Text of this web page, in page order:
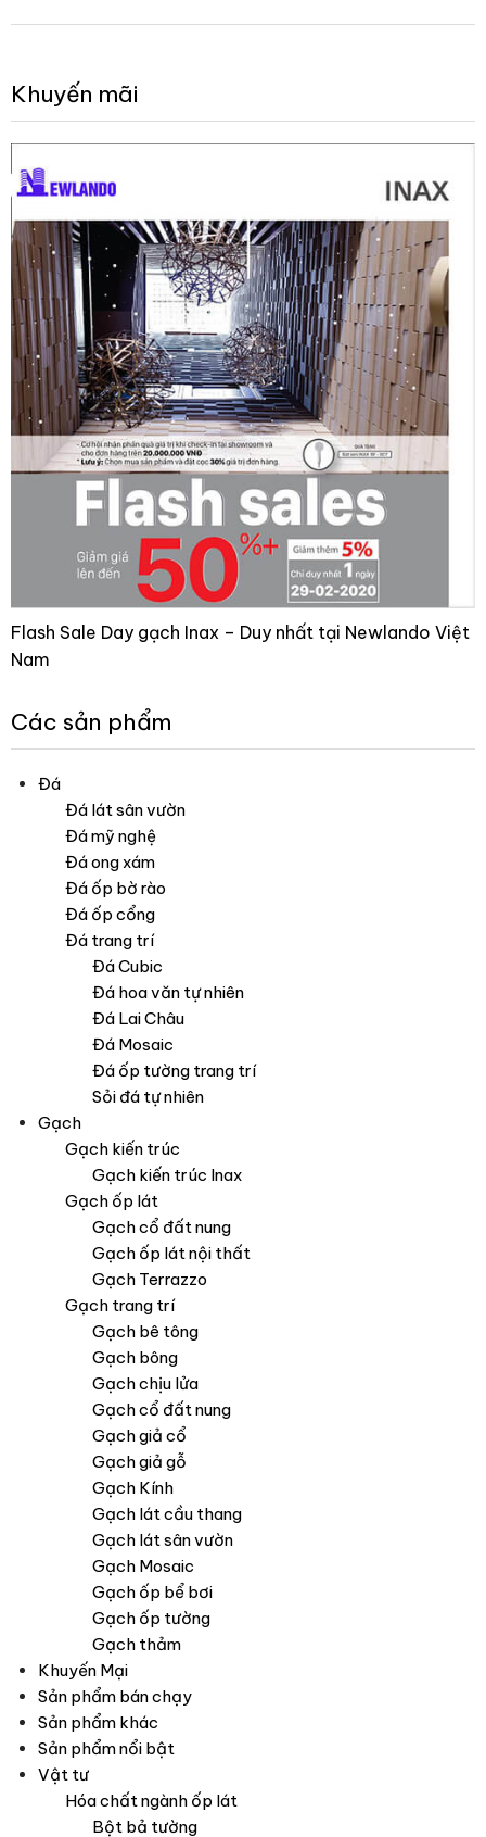
Khuyến mãi
Flash Sale Day gạch Inax – Duy nhất tại Newlando Việt
Nam
Các sản phẩm
Đá
Đá lát sân vườn
Đá mỹ nghệ
Đá ong xám
Đá ốp bờ rào
Đá ốp cổng
Đá trang trí
Đá Cubic
Đá hoa văn tự nhiên
Đá Lai Châu
Đá Mosaic
Đá ốp tường trang trí
Sỏi đá tự nhiên
Gạch
Gạch kiến trúc
Gạch kiến trúc Inax
Gạch ốp lát
Gạch cổ đất nung
Gạch ốp lát nội thất
Gạch Terrazzo
Gạch trang trí
Gạch bê tông
Gạch bông
Gạch chịu lửa
Gạch cổ đất nung
Gạch giả cổ
Gạch giả gỗ
Gạch Kính
Gạch lát cầu thang
Gạch lát sân vườn
Gạch Mosaic
Gạch ốp bể bơi
Gạch ốp tường
Gạch thảm
Khuyến Mại
Sản phẩm bán chạy
Sản phẩm khác
Sản phẩm nổi bật
Vật tư
Hóa chất ngành ốp lát
Bột bả tường